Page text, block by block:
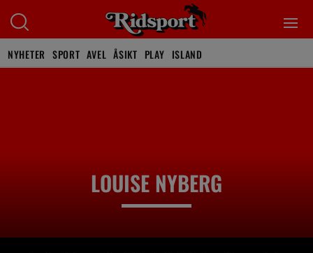
NYHETER SPORT AVEL ÅSIKT PLAY ISLAND
LOUISE NYBERG